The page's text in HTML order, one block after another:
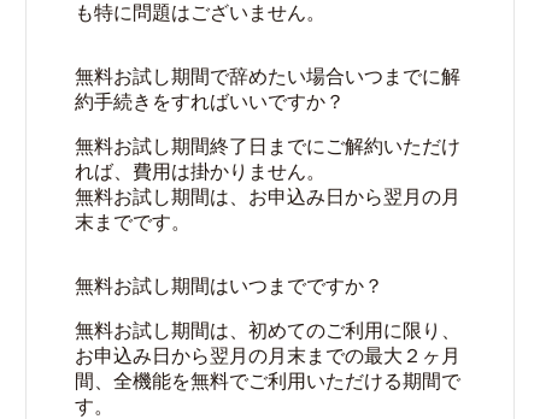
も特に問題はございません。
無料お試し期間で辞めたい場合いつまでに解
約手続きをすればいいですか？
無料お試し期間終了日までにご解約いただけ
れば、費用は掛かりません。
無料お試し期間は、お申込み日から翌月の月
末までです。
無料お試し期間はいつまでですか？
無料お試し期間は、初めてのご利用に限り、
お申込み日から翌月の月末までの最大２ヶ月
間、全機能を無料でご利用いただける期間で
す。